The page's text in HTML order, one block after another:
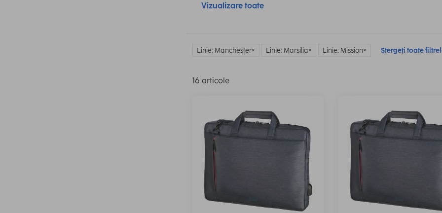
Vizualizare toate
Linie: Manchester Linie: Marsilia Linie: Mission Ștergeți toate
16 articole